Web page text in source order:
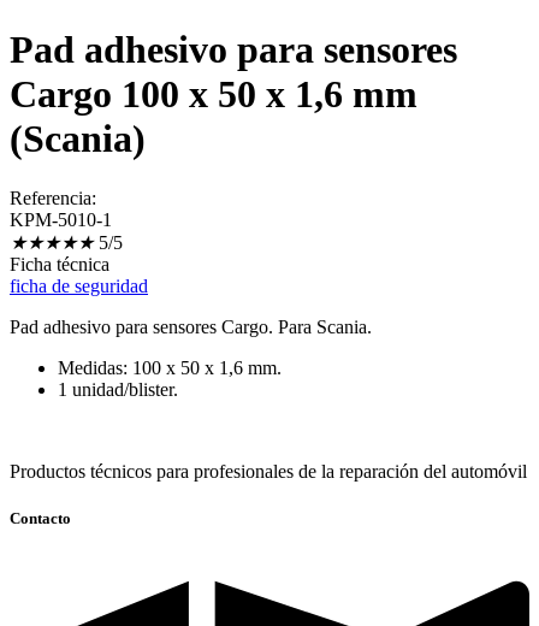
Pad adhesivo para sensores
Cargo 100 x 50 x 1,6 mm
(Scania)
Referencia:
KPM-5010-1
★★★★★ 5/5
Ficha técnica
ficha de seguridad
Pad adhesivo para sensores Cargo. Para Scania.
Medidas: 100 x 50 x 1,6 mm.
1 unidad/blister.
Productos técnicos para profesionales de la reparación del automóvil
Contacto